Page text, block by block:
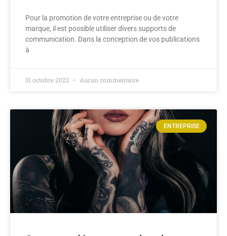
Pour la promotion de votre entreprise ou de votre
marque, il est possible utiliser divers supports de
communication. Dans la conception de vos publications
à
31 octobre 2022 Aucun commentaire
ENTREPRISE